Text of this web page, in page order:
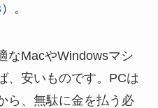
）。
なMacやWindowsマシ
、安いものです。PCは
ら、無駄に金を払う必